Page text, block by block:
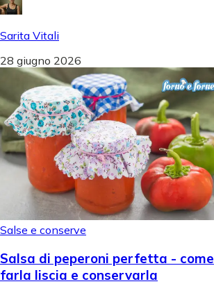
Sarita Vitali
28 giugno 2026
Salse e conserve
Salsa di peperoni perfetta - come
farla liscia e conservarla